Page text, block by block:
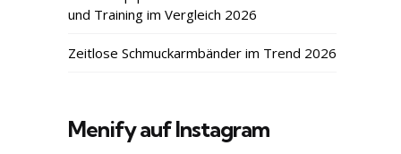
und Training im Vergleich 2026
Zeitlose Schmuckarmbänder im Trend 2026
Menify auf Instagram